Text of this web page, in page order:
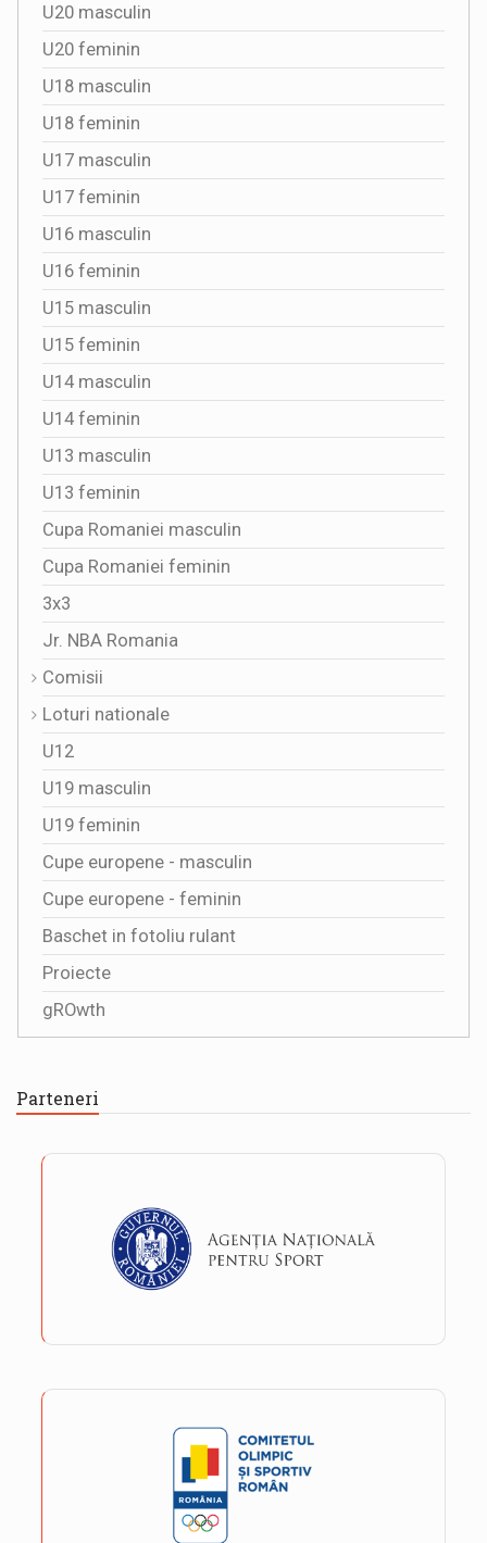
U20 masculin
U20 feminin
U18 masculin
U18 feminin
U17 masculin
U17 feminin
U16 masculin
U16 feminin
U15 masculin
U15 feminin
U14 masculin
U14 feminin
U13 masculin
U13 feminin
Cupa Romaniei masculin
Cupa Romaniei feminin
3x3
Jr. NBA Romania
Comisii
Loturi nationale
U12
U19 masculin
U19 feminin
Cupe europene - masculin
Cupe europene - feminin
Baschet in fotoliu rulant
Proiecte
gROwth
Parteneri